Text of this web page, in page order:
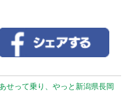
せって乗り、やっと新潟県長岡